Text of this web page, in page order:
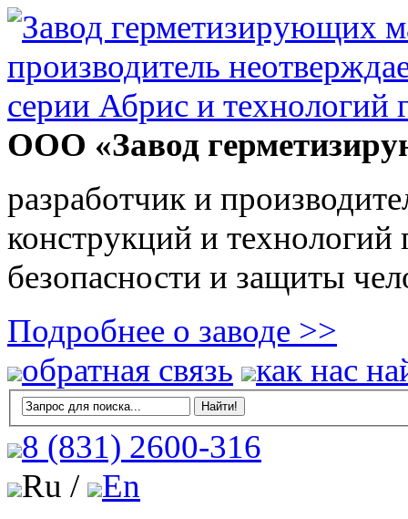
ООО «Завод
разработчик и
конструкций и
безопасности и защиты
Подробнее о заводе >>
обратная связь
как нас
8 (831) 2600-316
Ru /
En